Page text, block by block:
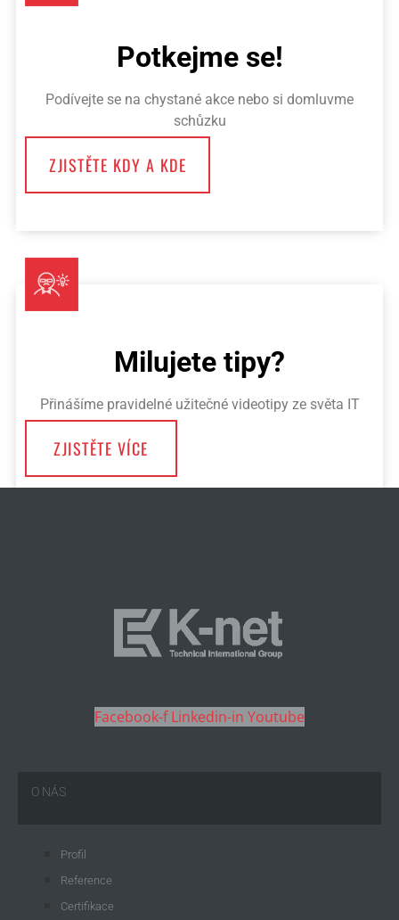
Potkejme se!
Podívejte se na chystané akce nebo si domluvme
schůzku
ZJISTĚTE KDY A KDE
Milujete tipy?
Přinášíme pravidelné užitečné videotipy ze světa IT
ZJISTĚTE VÍCE
Facebook-f Linkedin-in Youtube
O NÁS
Profil
Reference
Certifikace